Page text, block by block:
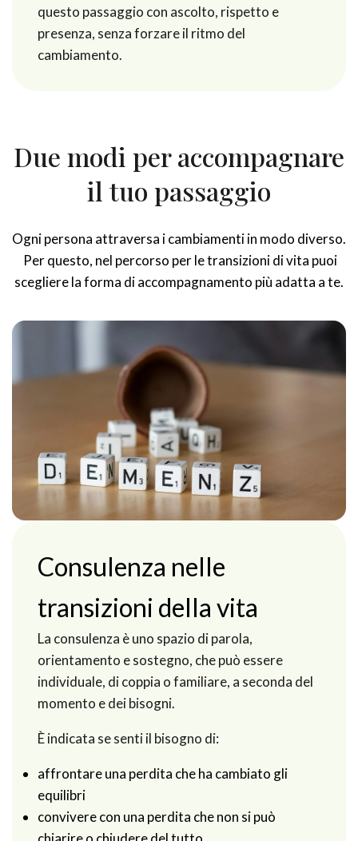
questo passaggio con ascolto, rispetto e
presenza, senza forzare il ritmo del
cambiamento.
Due modi per accompagnare
il tuo passaggio
Ogni persona attraversa i cambiamenti in modo diverso.
Per questo, nel percorso per le transizioni di vita puoi
scegliere la forma di accompagnamento più adatta a te.
Consulenza nelle
transizioni della vita
La consulenza è uno spazio di parola,
orientamento e sostegno, che può essere
individuale, di coppia o familiare, a seconda del
momento e dei bisogni.
È indicata se senti il bisogno di:
affrontare una perdita che ha cambiato gli
equilibri
convivere con una perdita che non si può